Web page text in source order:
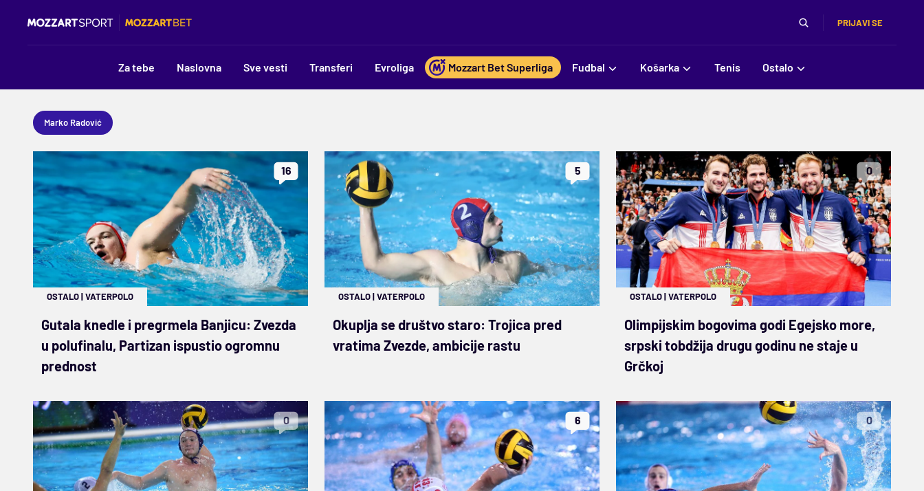
PRIJAVI SE
Za tebe Naslovna Sve vesti Transferi Evroliga Mozzart Bet Superliga Fudbal Košarka Tenis Ostalo
Marko Radović
16
OSTALO|VATERPOLO
Gutala knedle i pregrmela Banjicu: Zvezda
u polufinalu, Partizan ispustio ogromnu
prednost
5
OSTALO|VATERPOLO
Okuplja se društvo staro: Trojica pred
vratima Zvezde, ambicije rastu
0
OSTALO|VATERPOLO
Olimpijskim bogovima godi Egejsko more,
srpski tobdžija drugu godinu ne staje u
Grčkoj
0 6 0